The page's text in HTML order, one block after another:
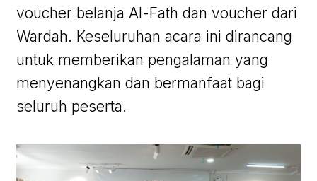
voucher belanja Al-Fath dan voucher dari
Wardah. Keseluruhan acara ini dirancang
untuk memberikan pengalaman yang
menyenangkan dan bermanfaat bagi
seluruh peserta.